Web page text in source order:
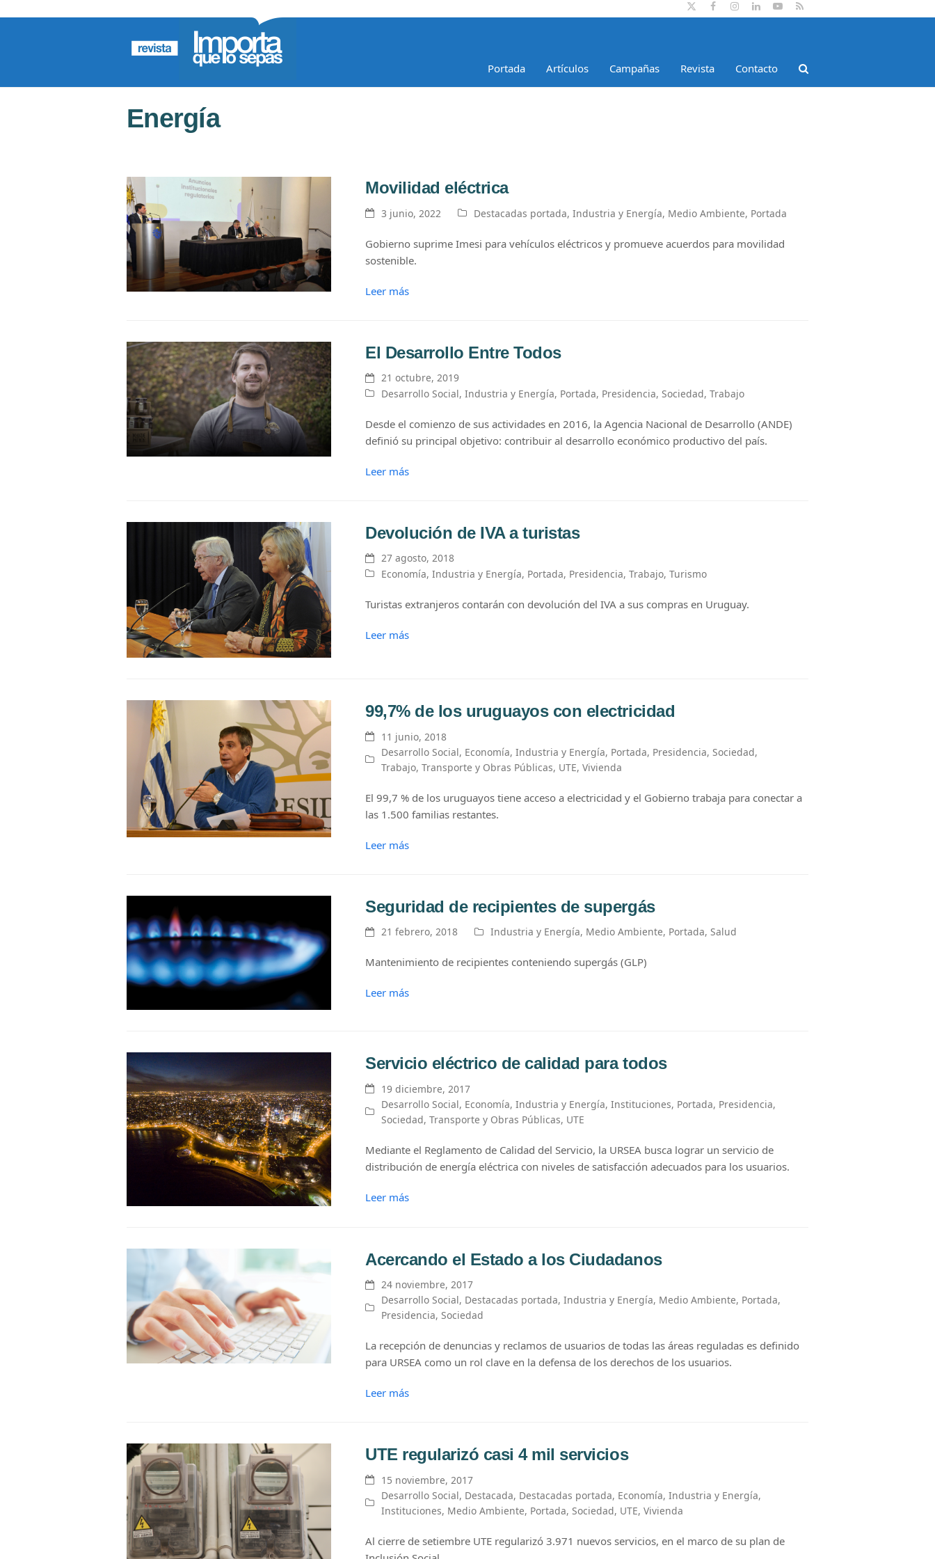
TwitterFacebookInstagram
LinkedIn
YouTube
RSS
Portada Artículos Campañas Revista Contacto
Energía
Movilidad eléctrica
3 junio, 2022 Destacadas portada, Industria y Energía, Medio Ambiente, Portada
Gobierno suprime Imesi para vehículos eléctricos y promueve acuerdos para movilidad
sostenible.
Leer más
El Desarrollo Entre Todos
21 octubre, 2019
Desarrollo Social, Industria y Energía, Portada, Presidencia, Sociedad, Trabajo
Desde el comienzo de sus actividades en 2016, la Agencia Nacional de Desarrollo (ANDE)
definió su principal objetivo: contribuir al desarrollo económico productivo del país.
Leer más
Devolución de IVA a turistas
27 agosto, 2018
Economía, Industria y Energía, Portada, Presidencia, Trabajo, Turismo
Turistas extranjeros contarán con devolución del IVA a sus compras en Uruguay.
Leer más
99,7% de los uruguayos con electricidad
11 junio, 2018
Desarrollo Social, Economía, Industria y Energía, Portada, Presidencia, Sociedad,
Trabajo, Transporte y Obras Públicas, UTE, Vivienda
El 99,7 % de los uruguayos tiene acceso a electricidad y el Gobierno trabaja para conectar a
las 1.500 familias restantes.
Leer más
Seguridad de recipientes de supergás
21 febrero, 2018 Industria y Energía, Medio Ambiente, Portada, Salud
Mantenimiento de recipientes conteniendo supergás (GLP)
Leer más
Servicio eléctrico de calidad para todos
19 diciembre, 2017
Desarrollo Social, Economía, Industria y Energía, Instituciones, Portada, Presidencia,
Sociedad, Transporte y Obras Públicas, UTE
Mediante el Reglamento de Calidad del Servicio, la URSEA busca lograr un servicio de
distribución de energía eléctrica con niveles de satisfacción adecuados para los usuarios.
Leer más
Acercando el Estado a los Ciudadanos
24 noviembre, 2017
Desarrollo Social, Destacadas portada, Industria y Energía, Medio Ambiente, Portada,
Presidencia, Sociedad
La recepción de denuncias y reclamos de usuarios de todas las áreas reguladas es definido
para URSEA como un rol clave en la defensa de los derechos de los usuarios.
Leer más
UTE regularizó casi 4 mil servicios
15 noviembre, 2017
Desarrollo Social, Destacada, Destacadas portada, Economía, Industria y Energía,
Instituciones, Medio Ambiente, Portada, Sociedad, UTE, Vivienda
Al cierre de setiembre UTE regularizó 3.971 nuevos servicios, en el marco de su plan de